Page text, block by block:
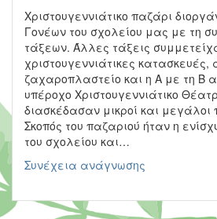
Χριστουγεννιάτικο παζάρι
Γονέων του σχολείου μας με τη
τάξεων. Άλλες τάξεις
χριστουγεννιάτικες
ζαχαροπλαστείο και η Α με τη Β
υπέροχο Χριστουγεννιάτικο
διασκέδασαν μικροί και
Σκοπός του παζαριού ήταν η
του σχολείου και…
Συνέχεια ανάγνωσης